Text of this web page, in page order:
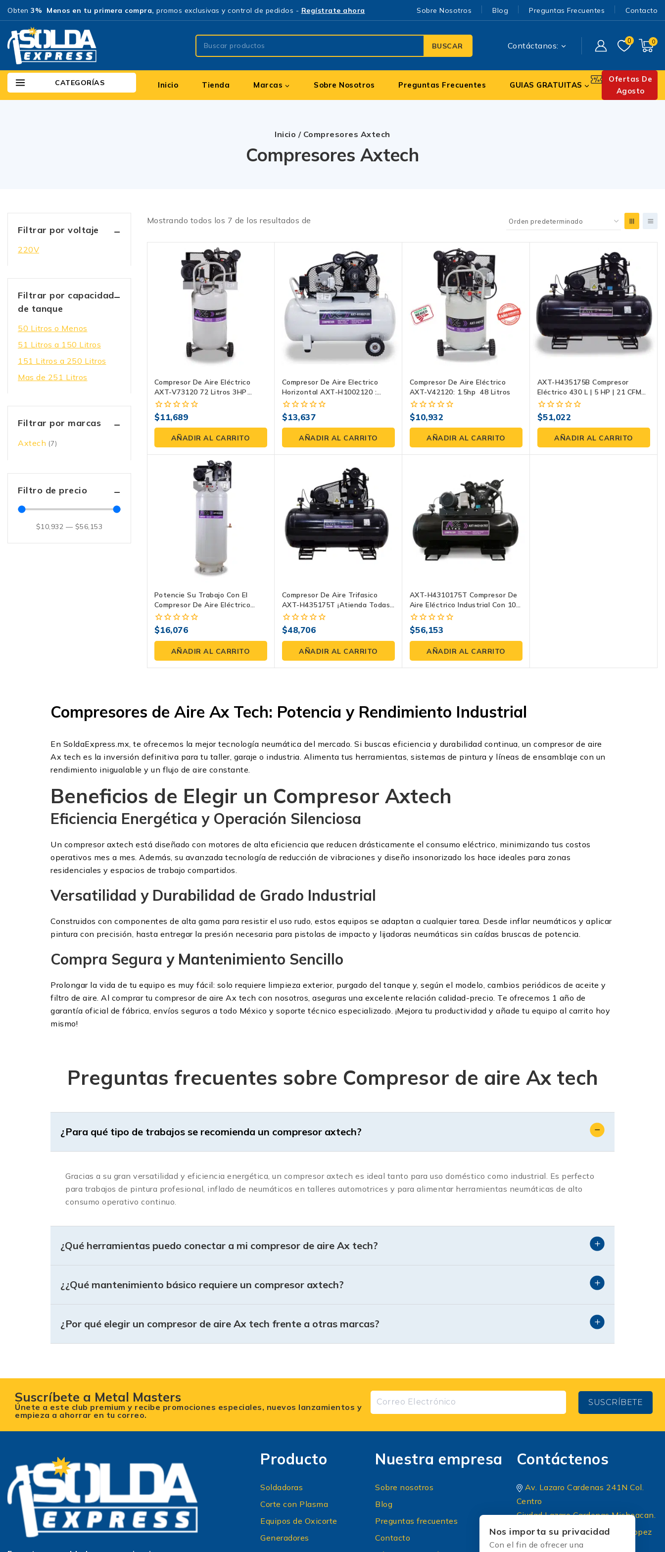
Obten 3% Menos en tu primera compra, promos exclusivas y control de pedidos - Regístrate ahora Sobre Nosotros Blog Preguntas Frecuentes Contacto
BUSCAR Contáctanos: 0 0
CATEGORÍAS Inicio Tienda Marcas Sobre Nosotros Preguntas Frecuentes GUIAS GRATUITAS
Ofertas De
Agosto
Inicio / Compresores Axtech
Compresores Axtech
Mostrando todos los 7 de los resultados de
Compresor De Aire Eléctrico
AXT-V73120 72 Litros 3HP
110/220V
0
fuera
5
$11,689
AÑADIR AL CARRITO
Compresor De Aire Electrico
Horizontal AXT-H1002120 :
Potencia Y Eficiencia En Un Solo
Paquete
0
fuera
5
$13,637
AÑADIR AL CARRITO
Compresor De Aire Eléctrico
AXT-V42120: 1.5hp 48 Litros
0
fuera
5
$10,932
AÑADIR AL CARRITO
AXT-H435175B Compresor
Eléctrico 430 L | 5 HP | 21 CFM
@ 175 PSI | 220V 1F
0
fuera
5
$51,022
AÑADIR AL CARRITO
Potencie Su Trabajo Con El
Compresor De Aire Eléctrico
AXT-V2353120 De 3 HP
0
fuera
5
$16,076
AÑADIR AL CARRITO
Compresor De Aire Trifasico
AXT-H435175T ¡Atienda Todas
Sus Necesidades De Aire
Comprimido!
0
fuera
5
$48,706
AÑADIR AL CARRITO
AXT-H4310175T Compresor De
Aire Eléctrico Industrial Con 10
HP ¡listo Para Cualquier Reto!
0
fuera
5
$56,153
AÑADIR AL CARRITO
Filtrar por voltaje
220V
Filtrar por capacidad
de tanque
50 Litros o Menos
51 Litros a 150 Litros
151 Litros a 250 Litros
Mas de 251 Litros
Filtrar por marcas
Axtech (7)
Filtro de precio
$10,932 — $56,153
Compresores de Aire Ax Tech: Potencia y Rendimiento Industrial
En SoldaExpress.mx, te ofrecemos la mejor tecnología neumática del mercado. Si buscas eficiencia y durabilidad continua, un compresor de aire
Ax tech es la inversión definitiva para tu taller, garaje o industria. Alimenta tus herramientas, sistemas de pintura y líneas de ensamblaje con un
rendimiento inigualable y un flujo de aire constante.
Beneficios de Elegir un Compresor Axtech
Eficiencia Energética y Operación Silenciosa
Un compresor axtech está diseñado con motores de alta eficiencia que reducen drásticamente el consumo eléctrico, minimizando tus costos
operativos mes a mes. Además, su avanzada tecnología de reducción de vibraciones y diseño insonorizado los hace ideales para zonas
residenciales y espacios de trabajo compartidos.
Versatilidad y Durabilidad de Grado Industrial
Construidos con componentes de alta gama para resistir el uso rudo, estos equipos se adaptan a cualquier tarea. Desde inflar neumáticos y aplicar
pintura con precisión, hasta entregar la presión necesaria para pistolas de impacto y lijadoras neumáticas sin caídas bruscas de potencia.
Compra Segura y Mantenimiento Sencillo
Prolongar la vida de tu equipo es muy fácil: solo requiere limpieza exterior, purgado del tanque y, según el modelo, cambios periódicos de aceite y
filtro de aire. Al comprar tu compresor de aire Ax tech con nosotros, aseguras una excelente relación calidad-precio. Te ofrecemos 1 año de
garantía oficial de fábrica, envíos seguros a todo México y soporte técnico especializado. ¡Mejora tu productividad y añade tu equipo al carrito hoy
mismo!
Preguntas frecuentes sobre Compresor de aire Ax tech
¿Para qué tipo de trabajos se recomienda un compresor axtech?
Gracias a su gran versatilidad y eficiencia energética, un compresor axtech es ideal tanto para uso doméstico como industrial. Es perfecto
para trabajos de pintura profesional, inflado de neumáticos en talleres automotrices y para alimentar herramientas neumáticas de alto
consumo operativo continuo.
¿Qué herramientas puedo conectar a mi compresor de aire Ax tech?
¿¿Qué mantenimiento básico requiere un compresor axtech?
¿Por qué elegir un compresor de aire Ax tech frente a otras marcas?
Suscríbete a Metal Masters
Únete a este club premium y recibe promociones especiales, nuevos lanzamientos y
empieza a ahorrar en tu correo.
SUSCRÍBETE
Producto
Soldadoras
Corte con Plasma
Equipos de Oxicorte
Generadores
Nuestra empresa
Sobre nosotros
Blog
Preguntas frecuentes
Contacto
Contáctenos
Av. Lazaro Cardenas 241N Col.
Centro
Ciudad Lazaro Cardenas Michoacan.
Periferico Sur 8 A Principal lopez
portillo colonia: El briseño CP
Nos importa su privacidad
Con el fin de ofrecer una